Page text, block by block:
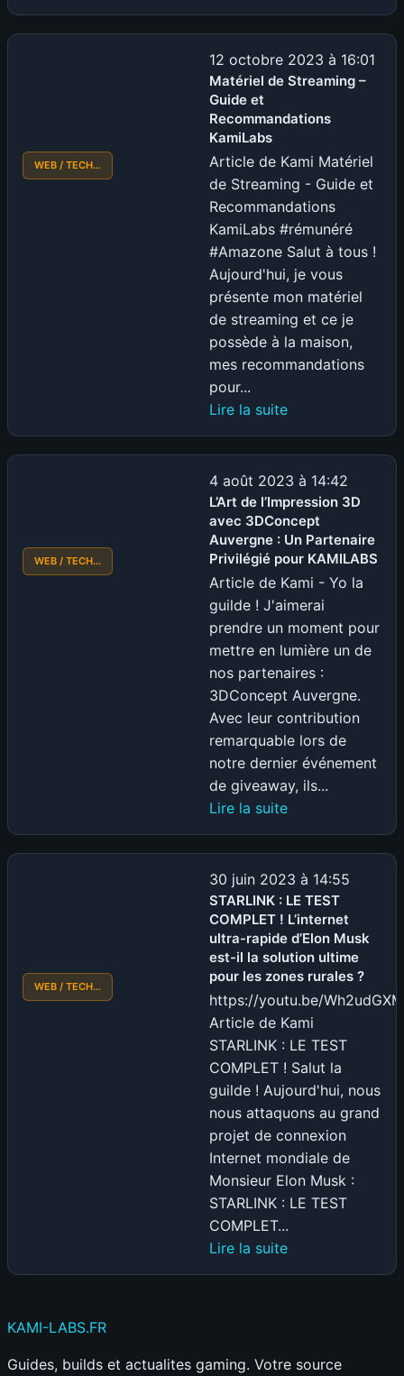
:
Le
projet
de
annulé
après
plus
de
6
ans
de
développement
WEB / TECH…
12 octobre 2023 à 16:01
Matériel de Streaming –
Guide et
Recommandations
KamiLabs
Article de Kami Matériel
de Streaming - Guide et
Recommandations
KamiLabs #rémunéré
#Amazone Salut à tous !
Aujourd'hui, je vous
présente mon matériel
de streaming et ce je
possède à la maison,
mes recommandations
pour...
Lire la suite:
de
Streaming
–
Guide
et
KamiLabs
WEB / TECH…
4 août 2023 à 14:42
L’Art de l’Impression 3D
avec 3DConcept
Auvergne : Un Partenaire
Privilégié pour KAMILABS
Article de Kami - Yo la
guilde ! J'aimerai
prendre un moment pour
mettre en lumière un de
nos partenaires :
3DConcept Auvergne.
Avec leur contribution
remarquable lors de
notre dernier événement
de giveaway, ils...
Lire la suite:
de
l’Impression
3D
avec
3DConcept
Auvergne
:
Un
Partenaire
Privilégié
pour
KAMILABS
WEB / TECH…
30 juin 2023 à 14:55
STARLINK : LE TEST
COMPLET ! L’internet
ultra-rapide d’Elon Musk
est-il la solution ultime
pour les zones rurales ?
https://youtu.be/
Article de Kami
STARLINK : LE TEST
COMPLET ! Salut la
guilde ! Aujourd'hui, nous
nous attaquons au grand
projet de connexion
Internet mondiale de
Monsieur Elon Musk :
STARLINK : LE TEST
COMPLET...
Lire la suite:
COMPLET
KAMI-LABS.FR
Guides, builds et actualites gaming. Votre source